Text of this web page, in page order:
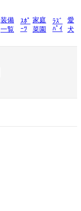
装備
一覧
ｽﾎﾟ
ｰﾂ
家庭
菜園
ﾗｽﾞ
ﾊﾟｲ
愛
犬